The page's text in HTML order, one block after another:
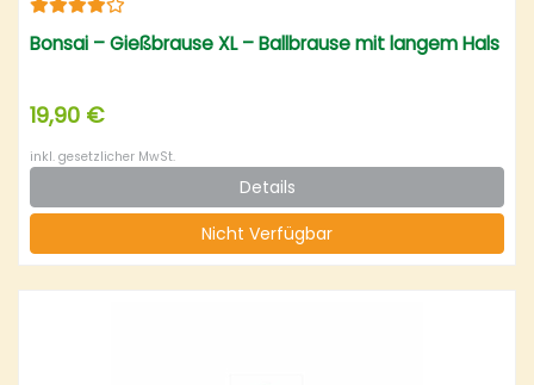
Bonsai – Gießbrause XL – Ballbrause mit langem Hals
19,90 €
inkl. gesetzlicher MwSt.
Details
Nicht Verfügbar